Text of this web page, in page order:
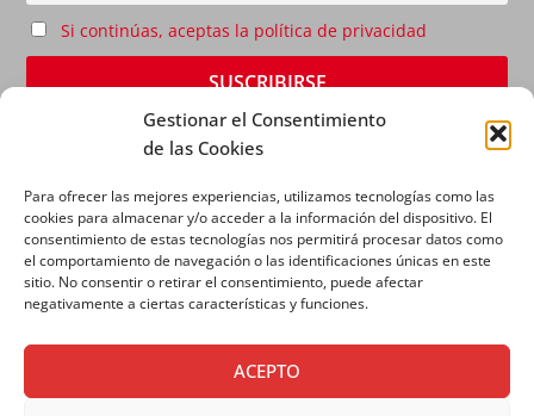
Gestionar el Consentimiento
de las Cookies
Para ofrecer las mejores experiencias, utilizamos tecnologías como las
cookies para almacenar y/o acceder a la información del dispositivo. El
consentimiento de estas tecnologías nos permitirá procesar datos como
el comportamiento de navegación o las identificaciones únicas en este
sitio. No consentir o retirar el consentimiento, puede afectar
negativamente a ciertas características y funciones.
ACEPTO
Si continúas, aceptas la política de privacidad
AVISO LEGAL|POLÍTICA DE PRIVACIDAD|